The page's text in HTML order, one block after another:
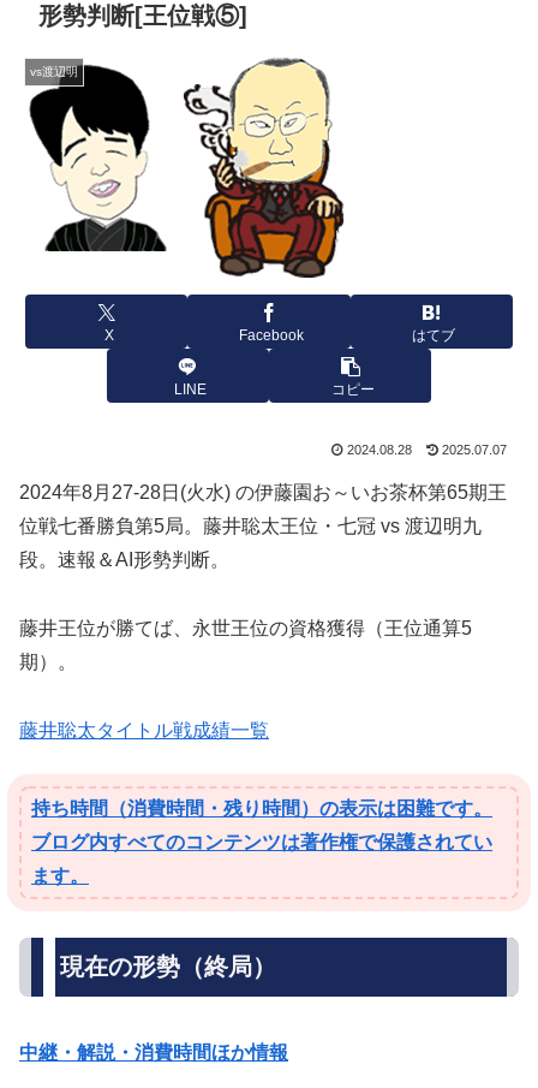
形勢判断[王位戦⑤]
vs渡辺明
X Facebook はてブ
LINE コピー
2024.08.28 2025.07.07
2024年8月27-28日(火水) の伊藤園お～いお茶杯第65期王
位戦七番勝負第5局。藤井聡太王位・七冠 vs 渡辺明九
段。速報＆AI形勢判断。
藤井王位が勝てば、永世王位の資格獲得（王位通算5
期）。
藤井聡太タイトル戦成績一覧
持ち時間（消費時間・残り時間）の表示は困難です。
ブログ内すべてのコンテンツは著作権で保護されてい
ます。
現在の形勢（終局）
中継・解説・消費時間ほか情報